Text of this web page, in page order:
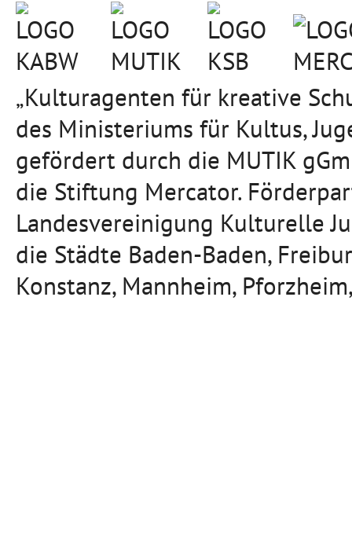
„Kulturagenten für kreative
des Ministeriums für Kultus,
gefördert durch die MUTIK
die Stiftung Mercator.
Landesvereinigung Kulturelle
die Städte Baden-Baden,
Konstanz, Mannheim,